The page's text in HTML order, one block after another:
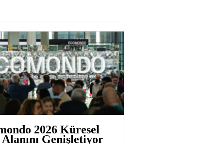
2026 Küresel
Genişletiyor